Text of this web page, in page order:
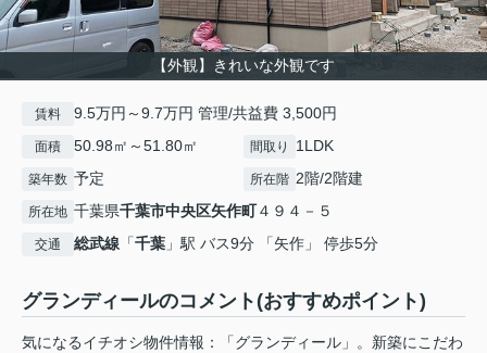
【外観】きれいな外観です
賃料 9.5万円～9.7万円 管理/共益費 3,500円
面積 50.98㎡～51.80㎡ 間取り 1LDK
築年数 予定 所在階 2階/2階建
所在地 千葉県千葉市中央区矢作町４９４－５
交通 総武線 「千葉 」駅 バス9分 「矢作」 停歩5分
グランディールのコメント(おすすめポイント)
気になるイチオシ物件情報：「グランディール」。新築にこだわ